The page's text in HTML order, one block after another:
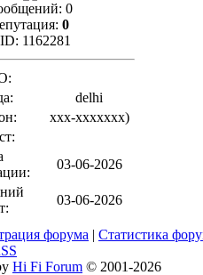
0
0
1162281
delhi
xxx-xxxxxxx)
03-06-2026
03-06-2026
форума | Статистика
Hi Fi Forum © 2001-2026